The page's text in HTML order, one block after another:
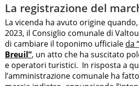
La registrazione del
La vicenda ha avuto origine
2023, il Consiglio comunale di
di cambiare il toponimo ufficiale da
Breuil”, un atto che ha suscitato
e operatori turistici. In risposta a
l’amministrazione comunale ha